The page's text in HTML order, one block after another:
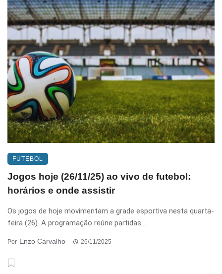
FUTEBOL
Jogos hoje (26/11/25) ao vivo de futebol:
horários e onde assistir
Os jogos de hoje movimentam a grade esportiva nesta quarta-
feira (26). A programação reúne partidas ...
Por Enzo Carvalho 26/11/2025